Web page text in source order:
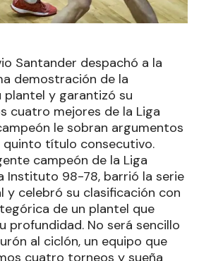
Santander despachó a la
demostración de la
plantel y garantizó su
cuatro mejores de la Liga
le sobran argumentos
quinto título consecutivo.
campeón de la Liga
Instituto 98-78, barrió la serie
y celebró su clasificación con
de un plantel que
profundidad. No será sencillo
al ciclón, un equipo que
cuatro torneos y sueña